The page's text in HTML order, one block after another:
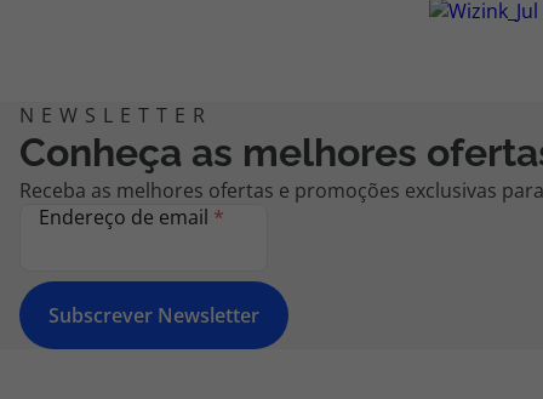
Conheça as melhores
Receba as melhores ofertas e promoções exclusivas
Endereço de email *
Subscrever Newsletter